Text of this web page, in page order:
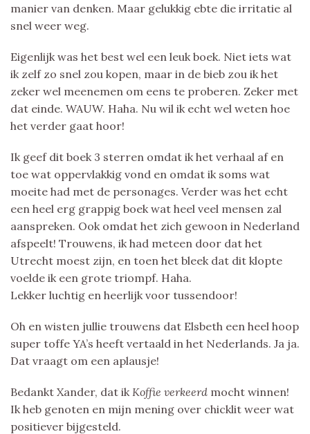
manier van denken. Maar gelukkig ebte die irritatie al
snel weer weg.
Eigenlijk was het best wel een leuk boek. Niet iets wat
ik zelf zo snel zou kopen, maar in de bieb zou ik het
zeker wel meenemen om eens te proberen. Zeker met
dat einde. WAUW. Haha. Nu wil ik echt wel weten hoe
het verder gaat hoor!
Ik geef dit boek 3 sterren omdat ik het verhaal af en
toe wat oppervlakkig vond en omdat ik soms wat
moeite had met de personages. Verder was het echt
een heel erg grappig boek wat heel veel mensen zal
aanspreken. Ook omdat het zich gewoon in Nederland
afspeelt! Trouwens, ik had meteen door dat het
Utrecht moest zijn, en toen het bleek dat dit klopte
voelde ik een grote triompf. Haha.
Lekker luchtig en heerlijk voor tussendoor!
Oh en wisten jullie trouwens dat Elsbeth een heel hoop
super toffe YA’s heeft vertaald in het Nederlands. Ja ja.
Dat vraagt om een aplausje!
Bedankt Xander, dat ik Koffie verkeerd mocht winnen!
Ik heb genoten en mijn mening over chicklit weer wat
positiever bijgesteld.